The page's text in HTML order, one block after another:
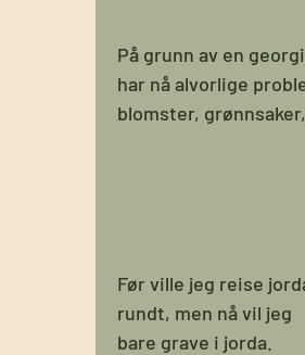
På grunn av en
har nå alvorlige
blomster,
Før ville jeg reise
rundt, men nå vil jeg
bare grave i jorda.